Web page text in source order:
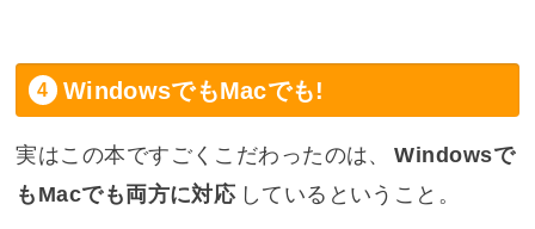
WindowsでもMacでも!
実はこの本ですごくこだわったのは、
Windowsで
もMacでも両方に対応 しているということ。